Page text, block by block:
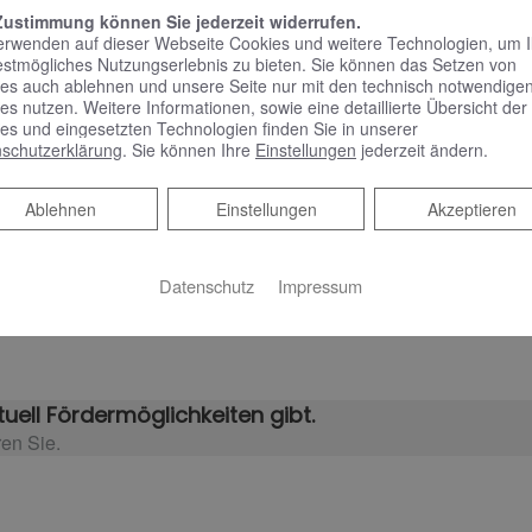
für Wärmepumpenheizungen Fördermittel beantragt
Genehmigungen, wenn Bohrungen in das Erdreich oder
führender Hersteller und bieten einen
einem kompetenten Service auch nach der Installation.
Ämter und bieten Ihnen eine transparente
der Arbeiten sorgt – ohne Überraschungen.
Fördermöglichkeiten gibt.
Sie.
können Sie jederzeit widerrufen.
auf dieser Webseite Cookies und weitere Technologien, um
Nutzungserlebnis zu bieten. Sie können das Setzen von
auch ablehnen und unsere Seite nur mit den technisch notwendigen
nutzen. Weitere Informationen, sowie eine detaillierte Übersicht der
und eingesetzten Technologien finden Sie in unserer
. Sie können Ihre Einstellungen jederzeit ändern.
Akzeptieren
Einstellungen
Ablehnen
Ablehnen
Datenschutz Impressum